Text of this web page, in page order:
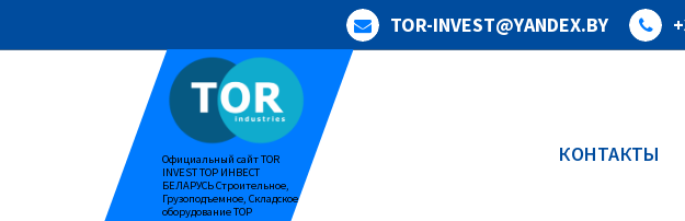
TOR-INVEST@YANDEX.BY
Официальный сайт TOR
INVEST ТОР ИНВЕСТ
БЕЛАРУСЬ Строительное,
Грузоподъемное, Складское
оборудование ТОР
КОНТАКТЫ